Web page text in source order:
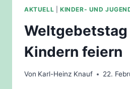
AKTUELL KINDER- UND
Weltgebetstag
Kindern feiern
Von Karl-Heinz Knauf 22.